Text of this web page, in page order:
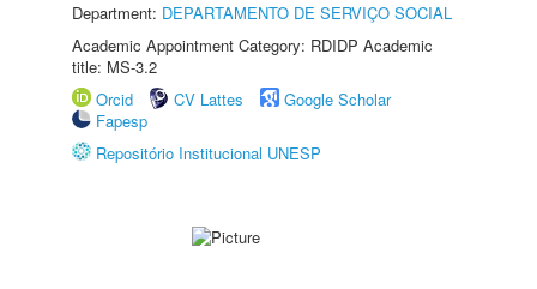
Department: DEPARTAMENTO DE SERVIÇO SOCIAL
Academic Appointment Category: RDIDP Academic
title: MS-3.2
Orcid
CV Lattes
Google Scholar
Fapesp
Repositório Institucional UNESP